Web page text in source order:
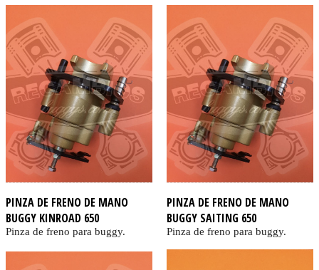
PINZA DE FRENO DE MANO
BUGGY KINROAD 650
Pinza de freno para buggy.
PINZA DE FRENO DE MANO
BUGGY SAITING 650
Pinza de freno para buggy.